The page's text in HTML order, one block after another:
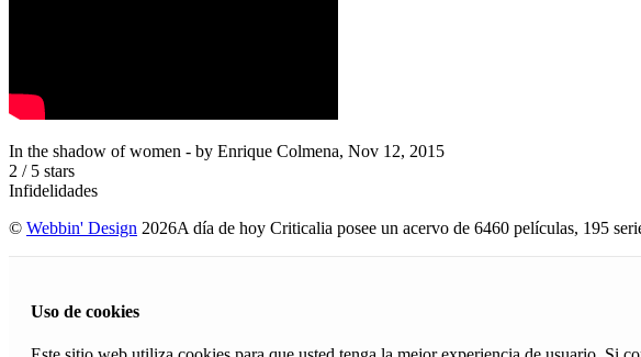
In the shadow of women - by Enrique Colmena, Nov 12, 2015
2 / 5 stars
Infidelidades
© Webbin' Design 2026A día de hoy Criticalia posee un acervo de 6460 películas, 195
Uso de cookies